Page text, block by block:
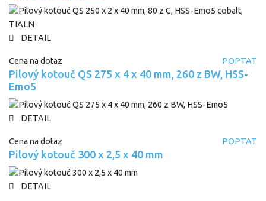
DETAIL
Cena na dotaz POPTAT
Pilový kotouč QS 275 x 4 x 40 mm, 260 z BW, HSS-
Emo5
DETAIL
Cena na dotaz POPTAT
Pilový kotouč 300 x 2,5 x 40 mm
DETAIL